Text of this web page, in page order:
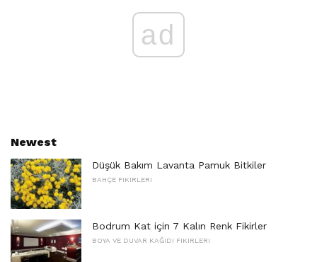
ad
Newest
Düşük Bakım Lavanta Pamuk Bitkiler
BAHÇE FIKIRLERI
Bodrum Kat için 7 Kalın Renk Fikirler
BOYA VE DUVAR KAĞIDI FIKIRLERI